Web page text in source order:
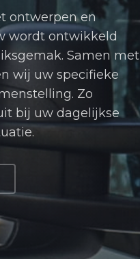
ontwerpen en
wordt ontwikkeld
Samen met
wij uw specifieke
Zo
bij uw dagelijkse